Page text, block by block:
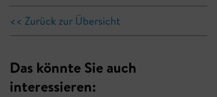
<< Zurück zur Übersicht
Das könnte Sie auch
interessieren: